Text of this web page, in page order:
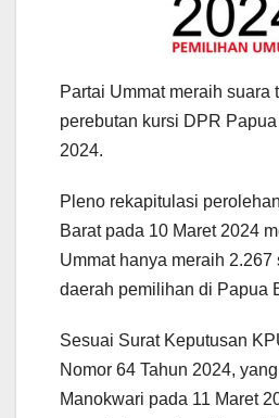
Partai Ummat meraih suara
perebutan kursi DPR
2024.
Pleno rekapitulasi
Barat pada 10 Maret 2024
Ummat hanya meraih 2.267
daerah pemilihan di Papua
Sesuai Surat Keputusan
Nomor 64 Tahun 2024,
Manokwari pada 11 Maret